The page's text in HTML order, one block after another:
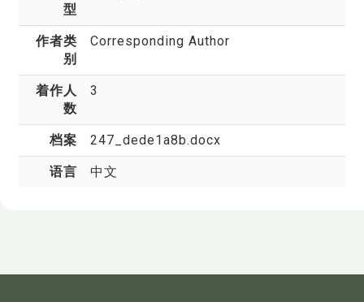
型
作者类
别
Corresponding Author
着作人
数
3
档案 247_dede1a8b.docx
语言 中文